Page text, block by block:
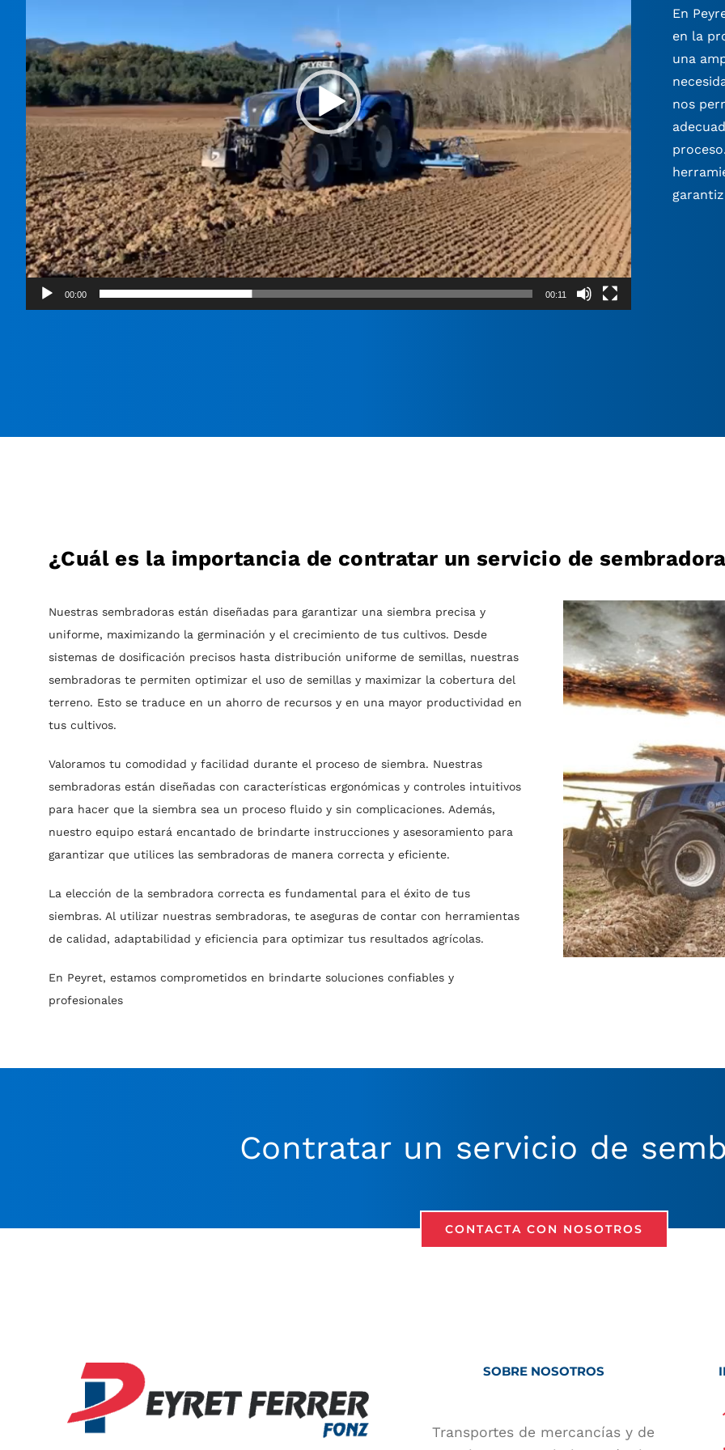
00:00 00:11
En
en la
una
nos
¿Cuál es la importancia de contratar un servicio de
Nuestras sembradoras están diseñadas para garantizar una siembra precisa y
uniforme, maximizando la germinación y el crecimiento de tus cultivos. Desde
sistemas de dosificación precisos hasta distribución uniforme de semillas, nuestras
sembradoras te permiten optimizar el uso de semillas y maximizar la cobertura del
terreno. Esto se traduce en un ahorro de recursos y en una mayor productividad en
tus cultivos.
Valoramos tu comodidad y facilidad durante el proceso de siembra. Nuestras
sembradoras están diseñadas con características ergonómicas y controles intuitivos
para hacer que la siembra sea un proceso fluido y sin complicaciones. Además,
nuestro equipo estará encantado de brindarte instrucciones y asesoramiento para
garantizar que utilices las sembradoras de manera correcta y eficiente.
La elección de la sembradora correcta es fundamental para el éxito de tus
siembras. Al utilizar nuestras sembradoras, te aseguras de contar con herramientas
de calidad, adaptabilidad y eficiencia para optimizar tus resultados agrícolas.
En Peyret, estamos comprometidos en brindarte soluciones confiables y
profesionales
Contratar un servicio de
CONTACTA CON NOSOTROS
SOBRE NOSOTROS
Transportes de mercancías y de